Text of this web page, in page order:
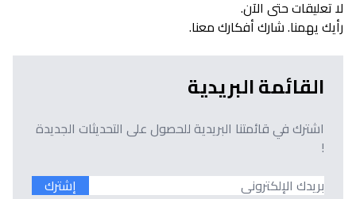
لا تعليقات حتى الآن.
رأيك يهمنا. شارك أفكارك معنا.
القائمة البريدية
اشترك في قائمتنا البريدية للحصول على التحديثات الجديدة
!
إشترك